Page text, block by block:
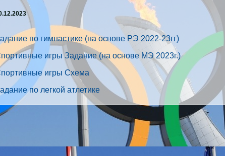
по гимнастике (на основе РЭ 2022-23гг)
игры Задание (на основе МЭ 2023г.)
игры Схема
по легкой атлетике